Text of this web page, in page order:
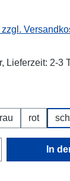
Lieferzeit: 2-3
rot
Gib In